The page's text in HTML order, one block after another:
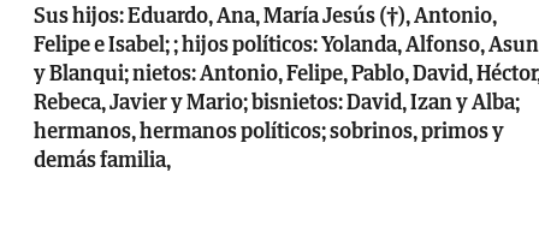
Sus hijos: Eduardo, Ana, María Jesús (†), Antonio,
Felipe e Isabel; ; hijos políticos: Yolanda, Alfonso, Asun
y Blanqui; nietos: Antonio, Felipe, Pablo, David,
Rebeca, Javier y Mario; bisnietos: David, Izan y Alba;
hermanos, hermanos políticos; sobrinos, primos y
demás familia,